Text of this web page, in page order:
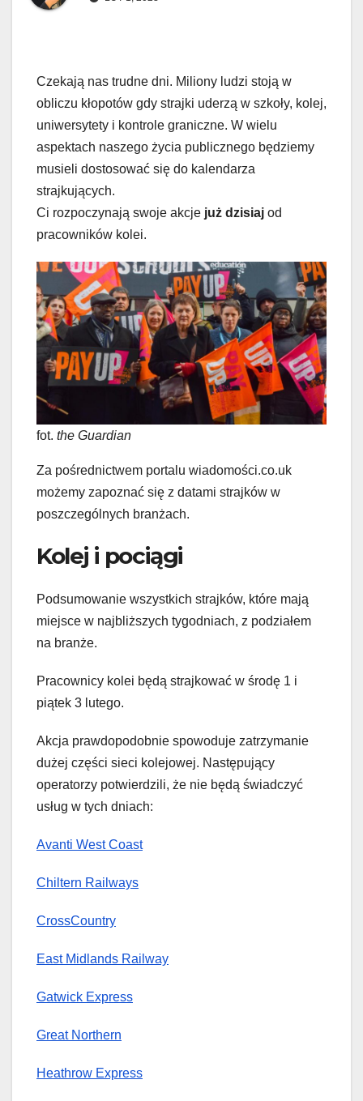
Czekają nas trudne dni. Miliony ludzi stoją w
obliczu kłopotów gdy strajki uderzą w szkoły, kolej,
uniwersytety i kontrole graniczne. W wielu
aspektach naszego życia publicznego będziemy
musieli dostosować się do kalendarza
strajkujących.
Ci rozpoczynają swoje akcje już dzisiaj od
pracowników kolei.
fot. the Guardian
Za pośrednictwem portalu wiadomości.co.uk
możemy zapoznać się z datami strajków w
poszczególnych branżach.
Kolej i pociągi
Podsumowanie wszystkich strajków, które mają
miejsce w najbliższych tygodniach, z podziałem
na branże.
Pracownicy kolei będą strajkować w środę 1 i
piątek 3 lutego.
Akcja prawdopodobnie spowoduje zatrzymanie
dużej części sieci kolejowej. Następujący
operatorzy potwierdzili, że nie będą świadczyć
usług w tych dniach:
Avanti West Coast
Chiltern Railways
CrossCountry
East Midlands Railway
Gatwick Express
Great Northern
Heathrow Express